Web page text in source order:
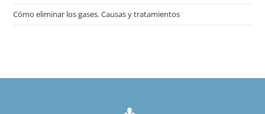
Cómo eliminar los gases. Causas y tratamientos